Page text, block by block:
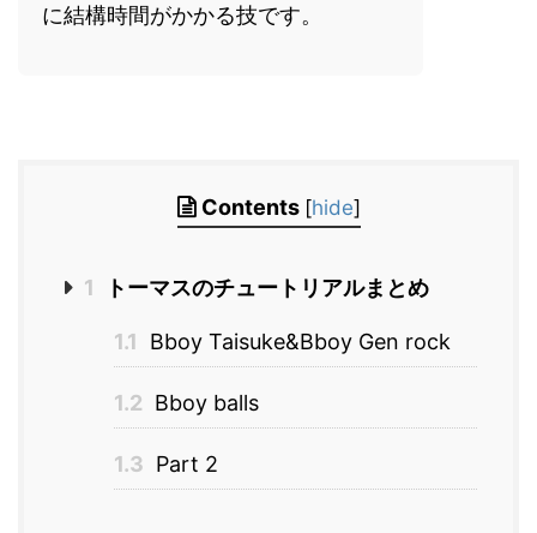
に結構時間がかかる技です。
Contents [hide]
1 トーマスのチュートリアルまとめ
1.1 Bboy Taisuke&Bboy Gen rock
1.2 Bboy balls
1.3 Part 2